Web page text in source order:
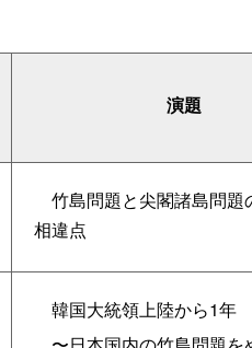
演題
竹島問題と尖閣諸島問題
相違点
韓国大統領上陸から1年